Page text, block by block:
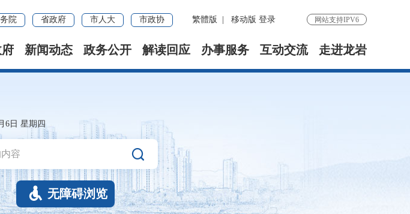
院 省政府 市人大 市政协 繁體版 移动版 登录 网站支持IPV6
新闻动态 政务公开 解读回应 办事服务 互动交流 走进龙岩
6日 星期四

 无障碍浏览